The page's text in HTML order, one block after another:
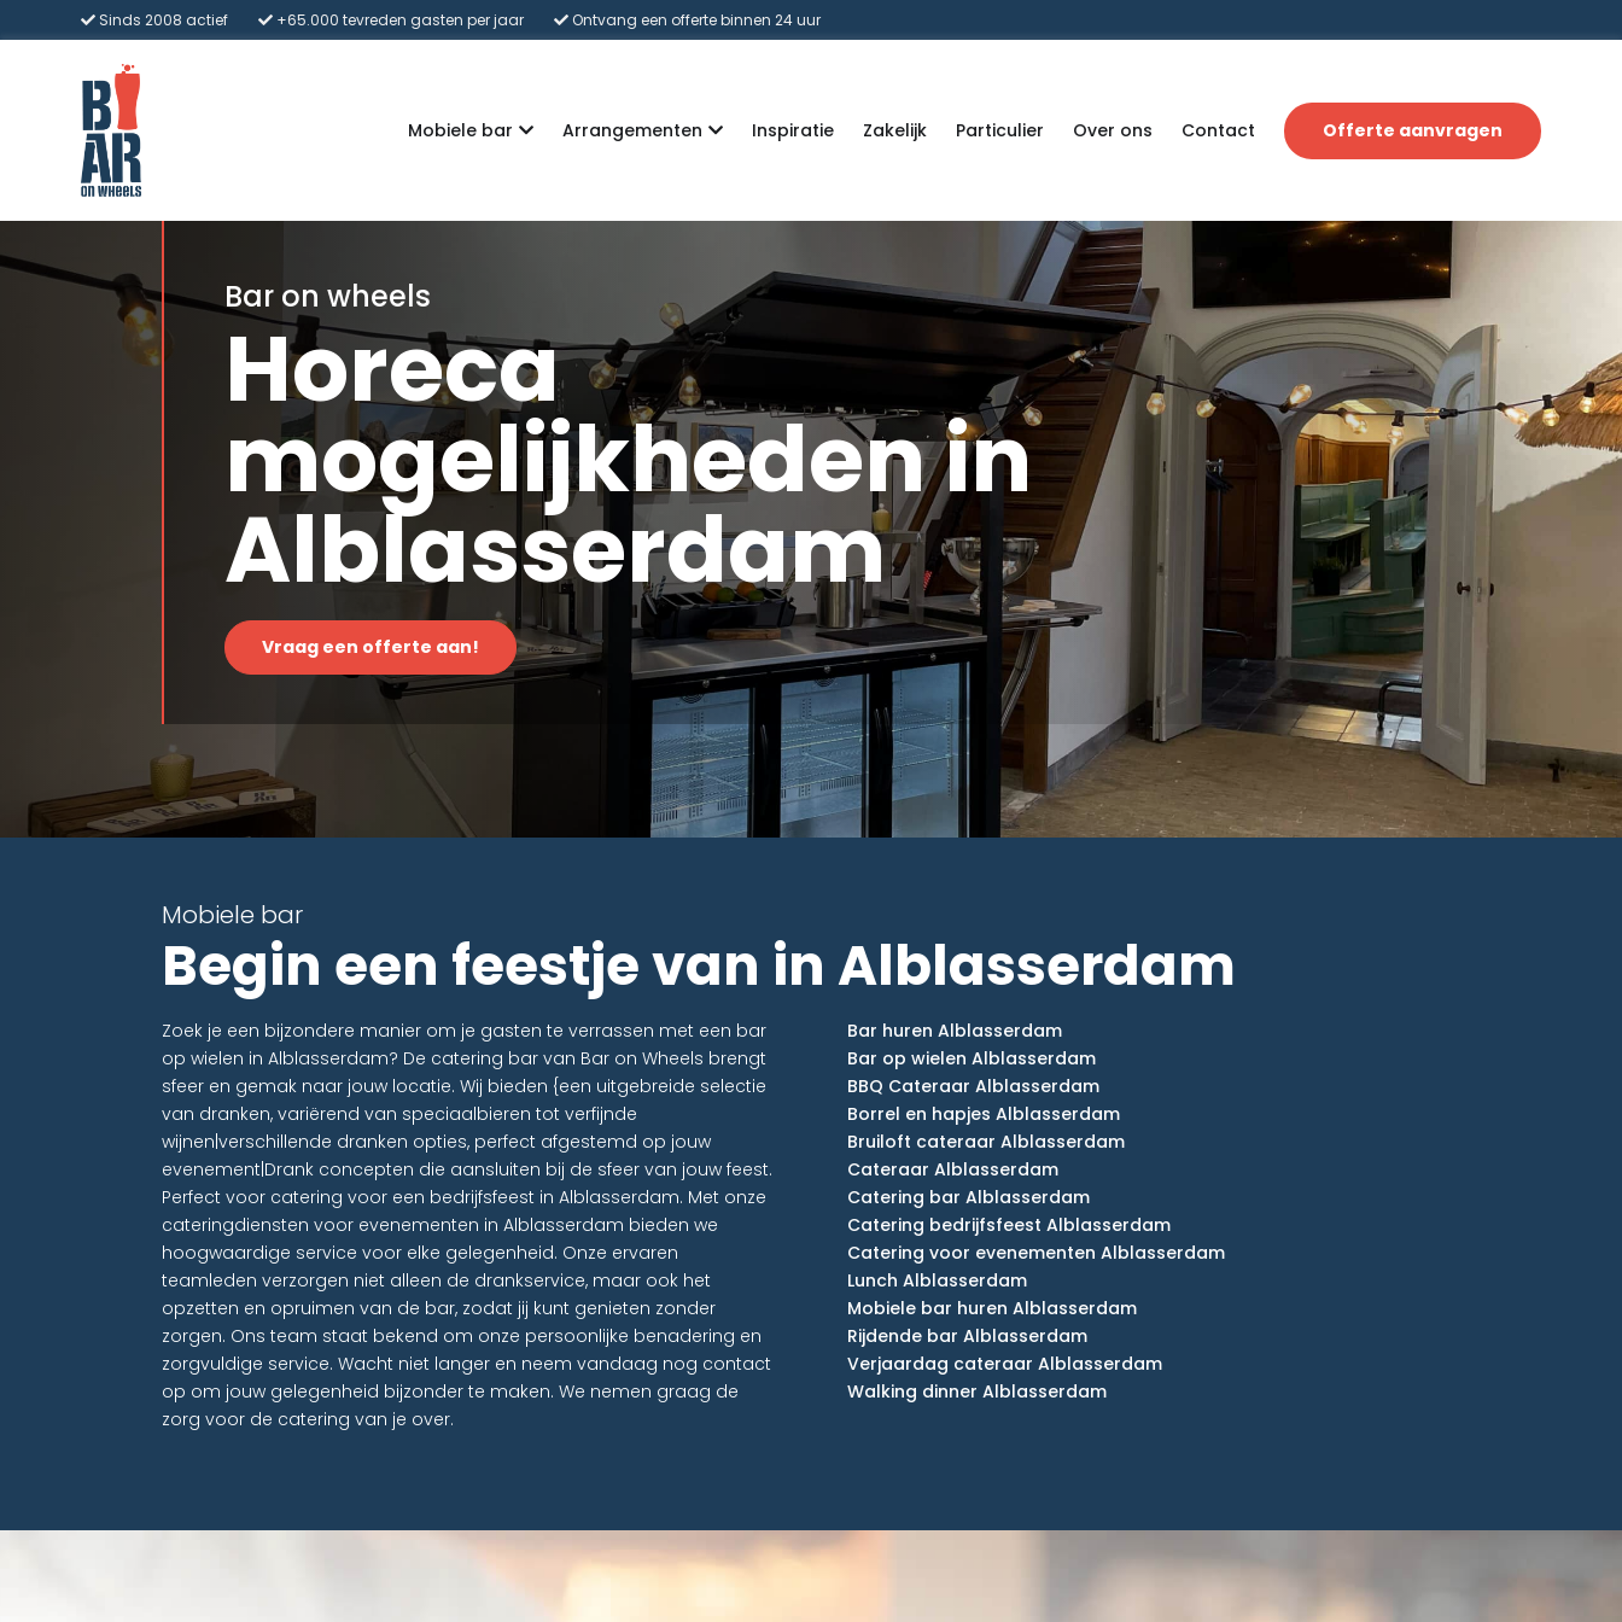
Sinds 2008 actief +65.000 tevreden gasten per jaar Ontvang een offerte binnen 24 uur
Mobiele bar Arrangementen Inspiratie Zakelijk Particulier Over ons Contact Offerte aanvragen
Bar on wheels
Horeca
mogelijkheden in
Alblasserdam
Vraag een offerte aan!
Mobiele bar
Begin een feestje van in Alblasserdam
Zoek je een bijzondere manier om je gasten te verrassen met een bar
op wielen in Alblasserdam? De catering bar van Bar on Wheels brengt
sfeer en gemak naar jouw locatie. Wij bieden {een uitgebreide selectie
van dranken, variërend van speciaalbieren tot verfijnde
wijnen|verschillende dranken opties, perfect afgestemd op jouw
evenement|Drank concepten die aansluiten bij de sfeer van jouw feest.
Perfect voor catering voor een bedrijfsfeest in Alblasserdam. Met onze
cateringdiensten voor evenementen in Alblasserdam bieden we
hoogwaardige service voor elke gelegenheid. Onze ervaren
teamleden verzorgen niet alleen de drankservice, maar ook het
opzetten en opruimen van de bar, zodat jij kunt genieten zonder
zorgen. Ons team staat bekend om onze persoonlijke benadering en
zorgvuldige service. Wacht niet langer en neem vandaag nog contact
op om jouw gelegenheid bijzonder te maken. We nemen graag de
zorg voor de catering van je over.
Bar huren Alblasserdam
Bar op wielen Alblasserdam
BBQ Cateraar Alblasserdam
Borrel en hapjes Alblasserdam
Bruiloft cateraar Alblasserdam
Cateraar Alblasserdam
Catering bar Alblasserdam
Catering bedrijfsfeest Alblasserdam
Catering voor evenementen Alblasserdam
Lunch Alblasserdam
Mobiele bar huren Alblasserdam
Rijdende bar Alblasserdam
Verjaardag cateraar Alblasserdam
Walking dinner Alblasserdam